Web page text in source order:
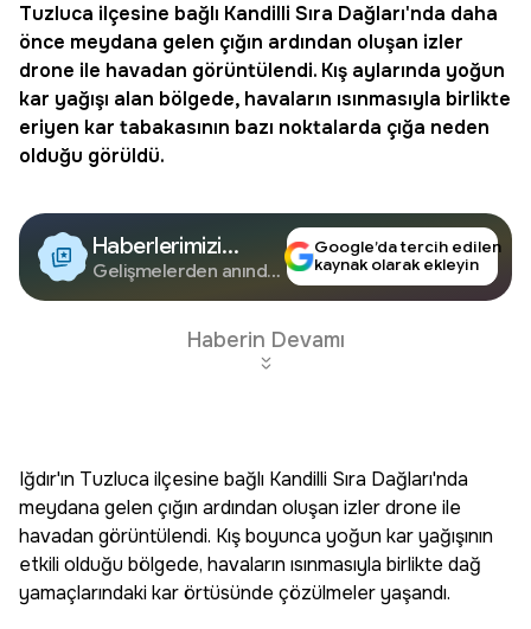
Tuzluca ilçesine bağlı Kandilli Sıra Dağları'nda daha
önce meydana gelen çığın ardından oluşan izler
drone ile havadan görüntülendi. Kış aylarında yoğun
kar yağışı alan bölgede, havaların ısınmasıyla birlikte
eriyen kar tabakasının bazı noktalarda çığa neden
olduğu görüldü.
Haberlerimizi
Google'da Takip
Edin
Gelişmelerden anında
Google’da tercih edilen
kaynak olarak ekleyin
Haberin Devamı
Iğdır'ın Tuzluca ilçesine bağlı Kandilli Sıra Dağları'nda
meydana gelen çığın ardından oluşan izler drone ile
havadan görüntülendi. Kış boyunca yoğun kar yağışının
etkili olduğu bölgede, havaların ısınmasıyla birlikte dağ
yamaçlarındaki kar örtüsünde çözülmeler yaşandı.